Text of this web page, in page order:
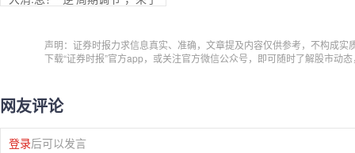
声明：证券时报力求信息真实、准确，文章提及内容仅供参考，不构成实
下载“证券时报”官方app，或关注官方微信公众号，即可随时了解股市动
网友评论
登录后可以发言